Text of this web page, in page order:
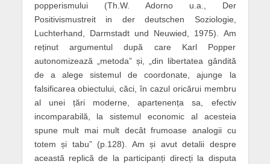
popperismului (Th.W. Adorno u.a., Der
Positivismustreit in der deutschen Soziologie,
Luchterhand, Darmstadt und Neuwied, 1975). Am
reținut argumentul după care Karl Popper
autonomizează „metoda” și, „din libertatea gândită
de a alege sistemul de coordonate, ajunge la
falsificarea obiectului, căci, în cazul oricărui membru
al unei țări moderne, apartenența sa, efectiv
incomparabilă, la sistemul economic al acesteia
spune mult mai mult decât frumoase analogii cu
totem și tabu” (p.128). Am și avut detalii despre
această replică de la participanți direcți la disputa